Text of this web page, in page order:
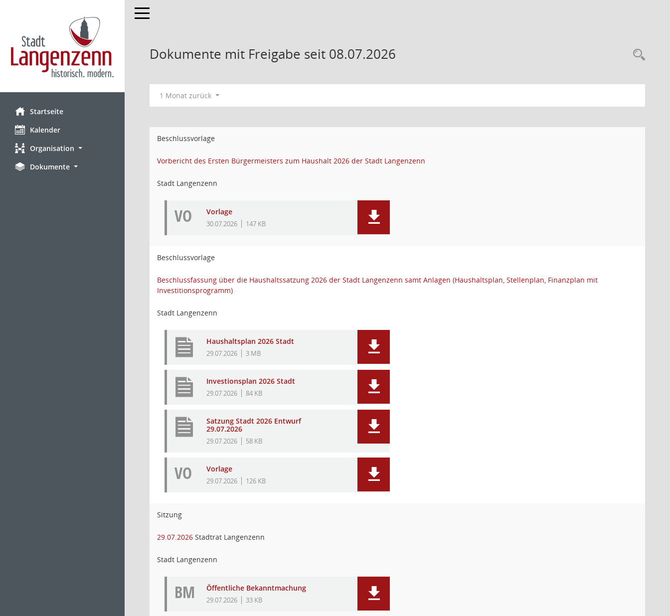
Startseite
Kalender
Organisation
Dokumente
Toggle navigation
Dokumente mit Freigabe seit 08.07.2026
1 Monat zurück
Beschlussvorlage
Vorbericht des Ersten Bürgermeisters zum Haushalt 2026 der Stadt Langenzenn
Stadt Langenzenn
VO Vorlage
30.07.2026 147 KB
Beschlussvorlage
Beschlussfassung über die Haushaltssatzung 2026 der Stadt Langenzenn samt Anlagen (Haushaltsplan, Stellenplan, Finanzplan mit
Investitionsprogramm)
Stadt Langenzenn
Haushaltsplan 2026 Stadt
29.07.2026 3 MB
Investionsplan 2026 Stadt
29.07.2026 84 KB
Satzung Stadt 2026 Entwurf
29.07.2026
29.07.2026 58 KB
VO Vorlage
29.07.2026 126 KB
Sitzung
29.07.2026 Stadtrat Langenzenn
Stadt Langenzenn
BM Öffentliche Bekanntmachung
29.07.2026 33 KB